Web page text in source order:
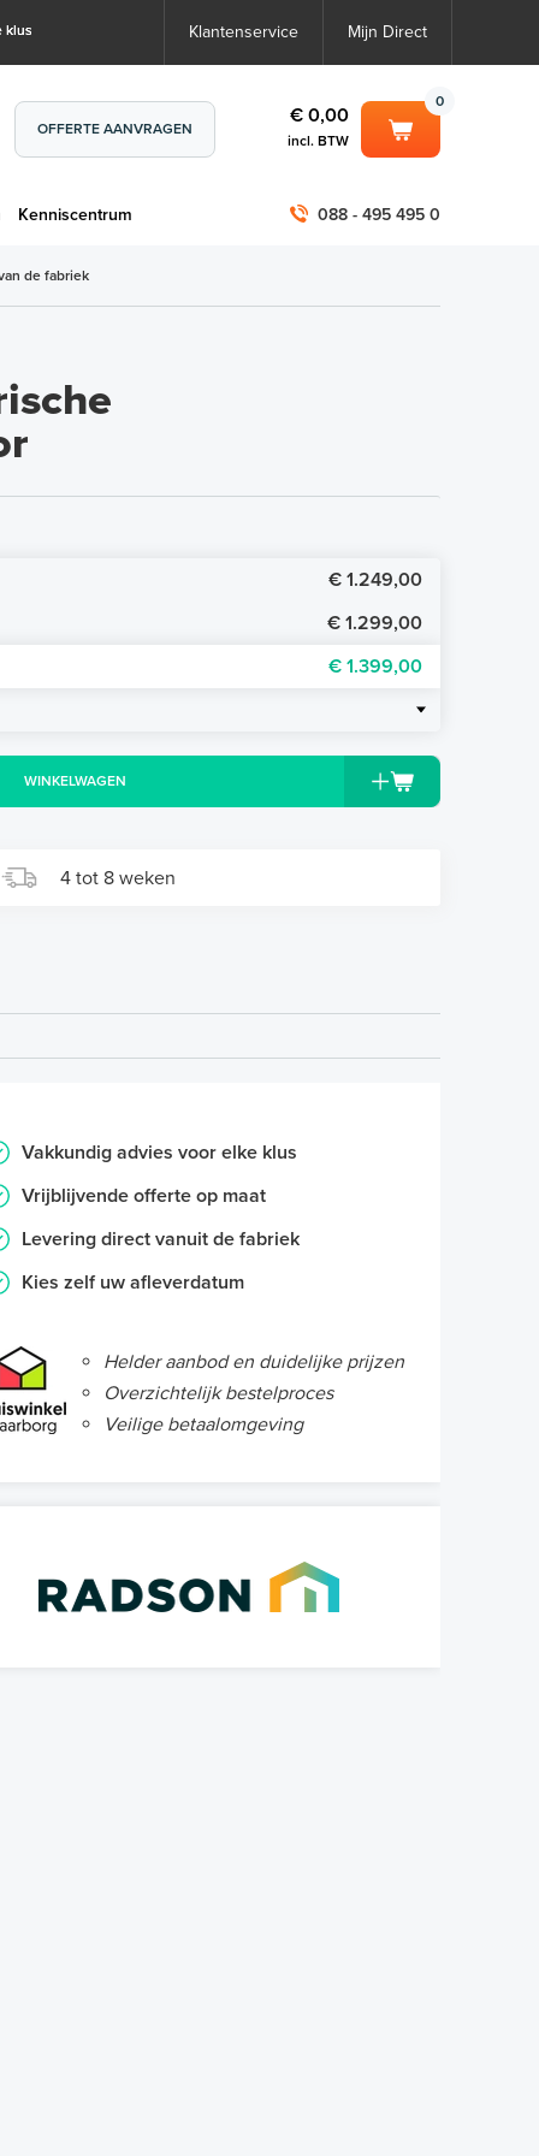
klus Klantenservice Mijn Direct
OFFERTE AANVRAGEN
0
€ 0,00
incl. BTW
Kenniscentrum
€ 0,00 088 - 495 495 0
de fabriek
€ 1.249,00
€ 1.299,00
€ 1.399,00
WINKELWAGEN
4 tot 8 weken
Vakkundig advies voor elke klus
Vrijblijvende offerte op maat
Levering direct vanuit de fabriek
Kies zelf uw afleverdatum
Helder aanbod en duidelijke prijzen
Overzichtelijk bestelproces
Veilige betaalomgeving